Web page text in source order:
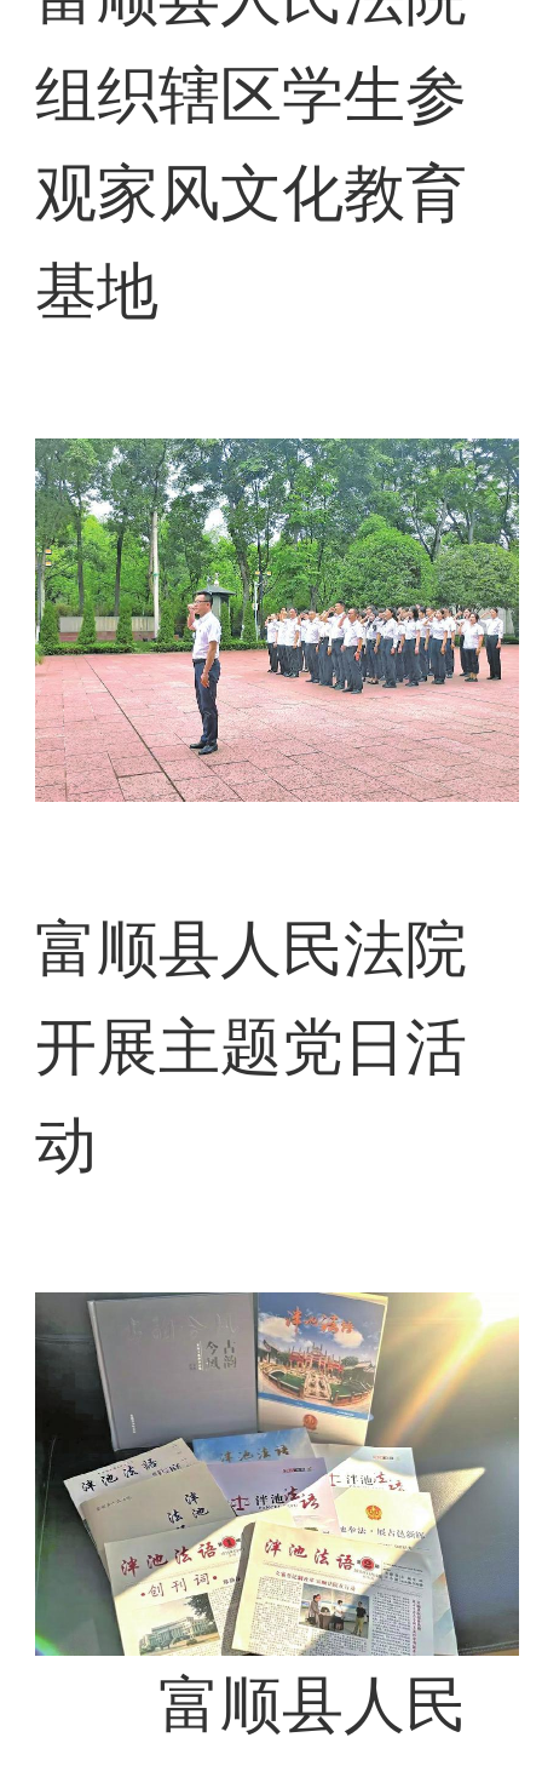
组织辖区学生参
观家风文化教育
基地
富顺县人民法院
开展主题党日活
动
富顺县人民